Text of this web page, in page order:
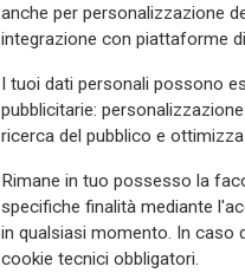
a12 ponti Autostrade per
anche per personalizzazione
integrazione con piattaforme
I tuoi dati personali possono
pubblicitarie:
ricerca del pubblico e
Rimane in tuo possesso la
specifiche finalità mediante
in qualsiasi momento. In caso
cookie tecnici obbligatori.